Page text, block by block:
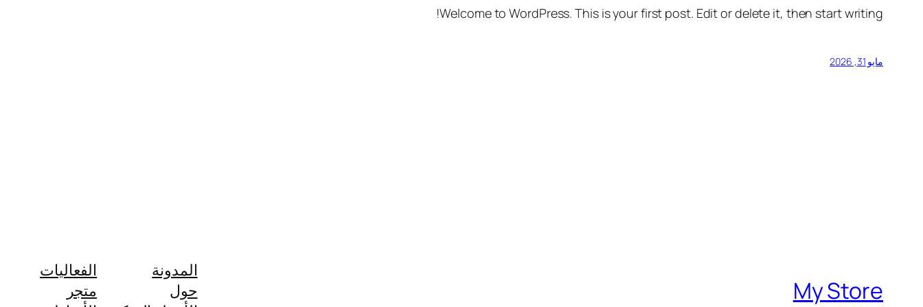
Welcome to WordPress. This is your first post. Edit or delete it, then start writing!
مايو 31, 2026
My Store
المدونة
حول
الفعاليات
متجر